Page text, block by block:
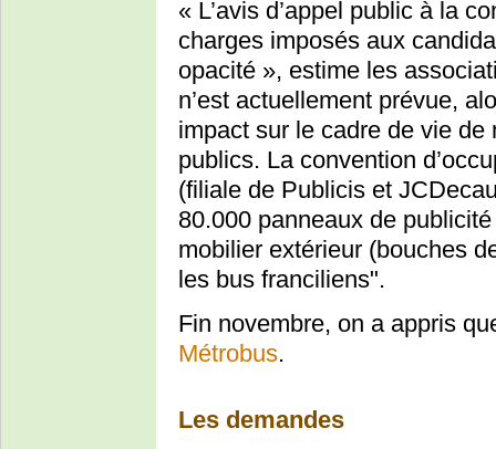
« L’avis d’appel public à la
charges imposés aux
opacité », estime les
n’est actuellement prévue,
impact sur le cadre de vie de
publics. La convention
(filiale de Publicis et
80.000 panneaux de
mobilier extérieur (bouches
les bus franciliens".
Fin novembre, on a appris
Métrobus.
Les demandes